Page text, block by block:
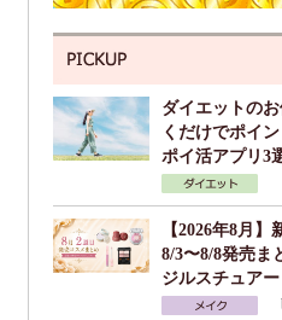
ダイエットの
くだけでポイ
ポイ活アプリ3
【2026年8月】
8/3〜8/8発売ま
ジルスチュア